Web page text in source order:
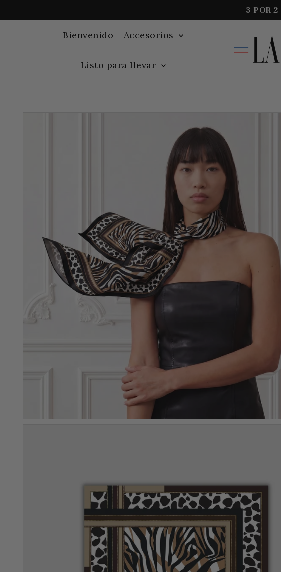
3 POR2
Bienvenido Accesorios
Listo para llevar